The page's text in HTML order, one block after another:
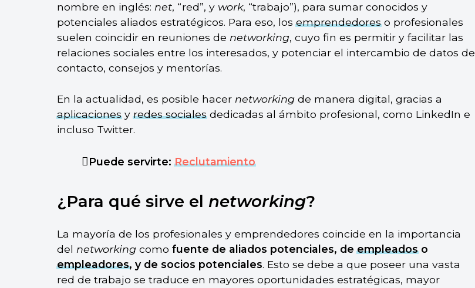
nombre en inglés: net, “red”, y work, “trabajo”), para sumar conocidos y
potenciales aliados estratégicos. Para eso, losemprendedoreso profesionales
suelen coincidir en reuniones de networking, cuyo fin es permitir y facilitar las
relaciones sociales entre los interesados, y potenciar el intercambio de datos de
contacto, consejos y mentorías.
En la actualidad, es posible hacer networkingde manera digital, gracias a
aplicacionesyredes socialesdedicadas al ámbito profesional, como LinkedIn e
incluso Twitter.
Puede servirte:Reclutamiento
¿Para qué sirve el networking?
La mayoría de los profesionales y emprendedores coincide en la importancia
del networkingcomo fuente de aliados potenciales, deempleadoso
empleadores, y de socios potenciales. Esto se debe a que poseer una vasta
red de trabajo se traduce en mayores oportunidades estratégicas, mayor